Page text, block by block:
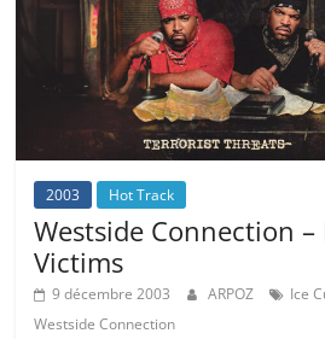
2003 Hot Track
Westside Connection
Victims
9 décembre 2003 ARPOZ Ice
Westside Connection